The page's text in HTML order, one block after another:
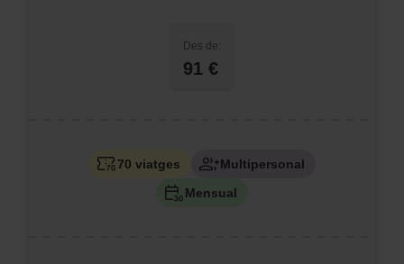
Des de:
91 €
70 viatges
Multipersonal
Mensual